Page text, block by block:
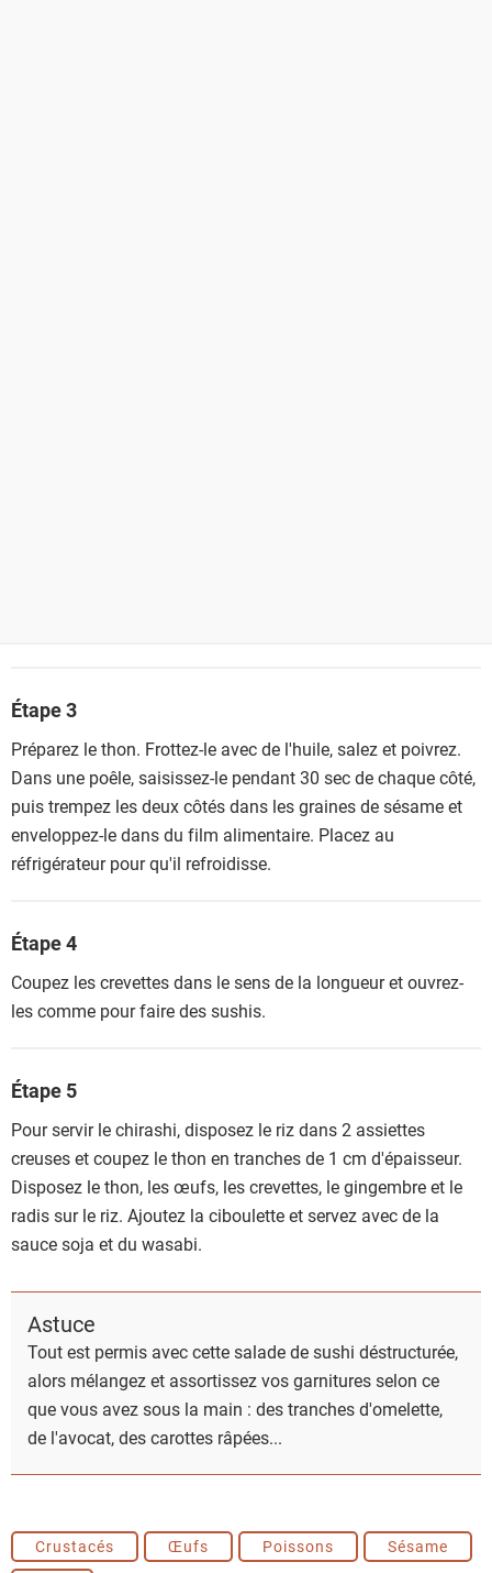
Étape 3
Préparez le thon. Frottez-le avec de l'huile, salez et poivrez.
Dans une poêle, saisissez-le pendant 30 sec de chaque côté,
puis trempez les deux côtés dans les graines de sésame et
enveloppez-le dans du film alimentaire. Placez au
réfrigérateur pour qu'il refroidisse.
Étape 4
Coupez les crevettes dans le sens de la longueur et ouvrez-
les comme pour faire des sushis.
Étape 5
Pour servir le chirashi, disposez le riz dans 2 assiettes
creuses et coupez le thon en tranches de 1 cm d'épaisseur.
Disposez le thon, les œufs, les crevettes, le gingembre et le
radis sur le riz. Ajoutez la ciboulette et servez avec de la
sauce soja et du wasabi.
Astuce
Tout est permis avec cette salade de sushi déstructurée,
alors mélangez et assortissez vos garnitures selon ce
que vous avez sous la main : des tranches d'omelette,
de l'avocat, des carottes râpées...
Crustacés Œufs Poissons
Sésame